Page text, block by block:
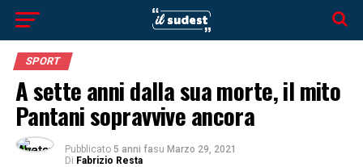
SPORT
A sette anni dalla sua morte, il mito
Pantani sopravvive ancora
Pubblicato 5 anni fasu Marzo 29, 2021
Di Fabrizio Resta